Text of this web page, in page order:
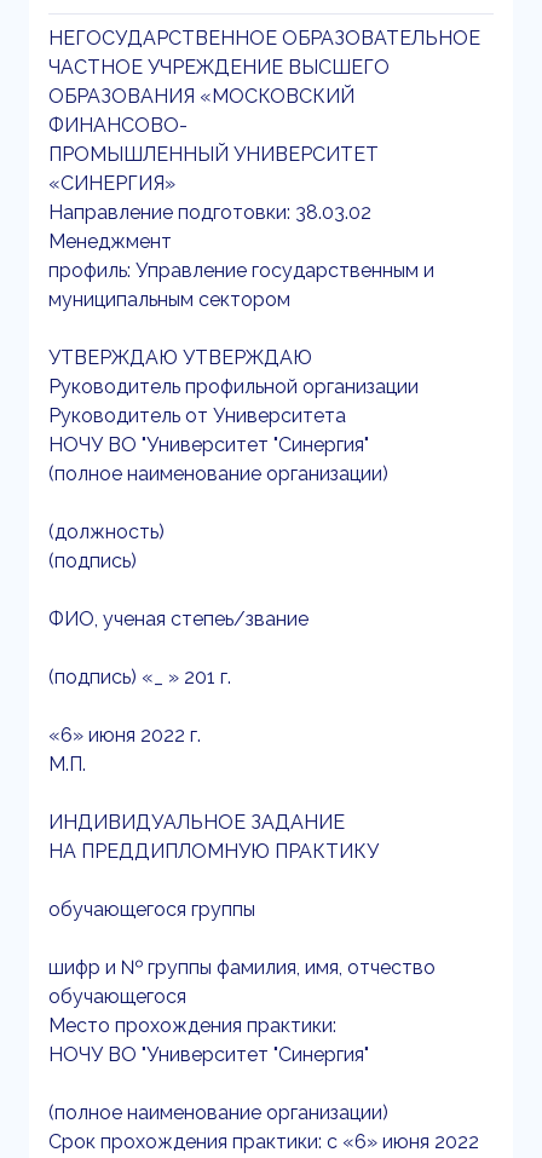
НЕГОСУДАРСТВЕННОЕ ОБРАЗОВАТЕЛЬНОЕ
ЧАСТНОЕ УЧРЕЖДЕНИЕ ВЫСШЕГО
ОБРАЗОВАНИЯ «МОСКОВСКИЙ
ФИНАНСОВО-
ПРОМЫШЛЕННЫЙ УНИВЕРСИТЕТ
«СИНЕРГИЯ»
Направление подготовки: 38.03.02
Менеджмент
профиль: Управление государственным и
муниципальным сектором
УТВЕРЖДАЮ УТВЕРЖДАЮ
Руководитель профильной организации
Руководитель от Университета
НОЧУ ВО "Университет "Синергия"
(полное наименование организации)
(должность)
(подпись)
ФИО, ученая степеь/звание
(подпись) «_ » 201 г.
«6» июня 2022 г.
М.П.
ИНДИВИДУАЛЬНОЕ ЗАДАНИЕ
НА ПРЕДДИПЛОМНУЮ ПРАКТИКУ
обучающегося группы
шифр и № группы фамилия, имя, отчество
обучающегося
Место прохождения практики:
НОЧУ ВО "Университет "Синергия"
(полное наименование организации)
Срок прохождения практики: с «6» июня 2022